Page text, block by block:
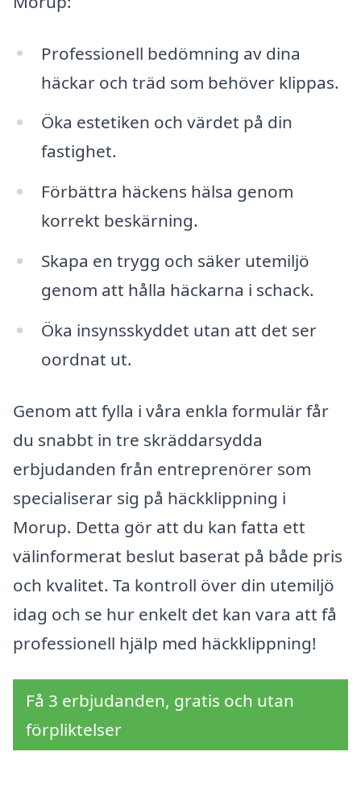
Professionell bedömning av dina
häckar och träd som behöver klippas.
Öka estetiken och värdet på din
fastighet.
Förbättra häckens hälsa genom
korrekt beskärning.
Skapa en trygg och säker utemiljö
genom att hålla häckarna i schack.
Öka insynsskyddet utan att det ser
oordnat ut.
Genom att fylla i våra enkla formulär får
du snabbt in tre skräddarsydda
erbjudanden från entreprenörer som
specialiserar sig på häckklippning i
Morup. Detta gör att du kan fatta ett
välinformerat beslut baserat på både pris
och kvalitet. Ta kontroll över din utemiljö
idag och se hur enkelt det kan vara att få
professionell hjälp med häckklippning!
Få 3 erbjudanden, gratis och utan
förpliktelser